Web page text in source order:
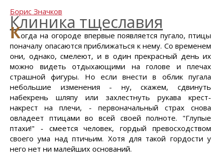
Борис Значков
Клиника тщеславия
Когда на огороде впервые появляется пугало, птицы
поначалу опасаются приближаться к нему. Со временем
они, однако, смелеют, и в один прекрасный день их
можно видеть отдыхающими на голове и плечах
страшной фигуры. Но если внести в облик пугала
небольшие изменения - ну, скажем, сдвинуть
набекрень шляпу или захлестнуть рукава крест-
накрест на плечи, - первоначальный страх снова
овладеет птицами во всей своей полноте. "Глупые
птахи!" - смеется человек, гордый превосходством
своего ума над птичьим. Хотя для такой гордости у
него нет ни малейших оснований.